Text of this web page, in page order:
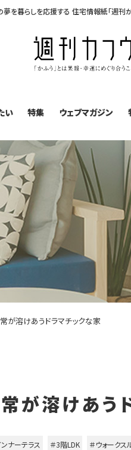
夢を暮らしを応援する 住宅情報紙「週刊
い 特集 ウェブマガジン
が溶けあうドラマチックな家
が溶けあう
ンナーテラス ＃3階LDK ＃ウォークス